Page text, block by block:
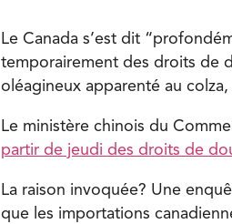
Le Canada s’est dit
temporairement des droits de
oléagineux apparenté au
Le ministère chinois du
partir de jeudi des droits de
La raison invoquée? Une
que les importations